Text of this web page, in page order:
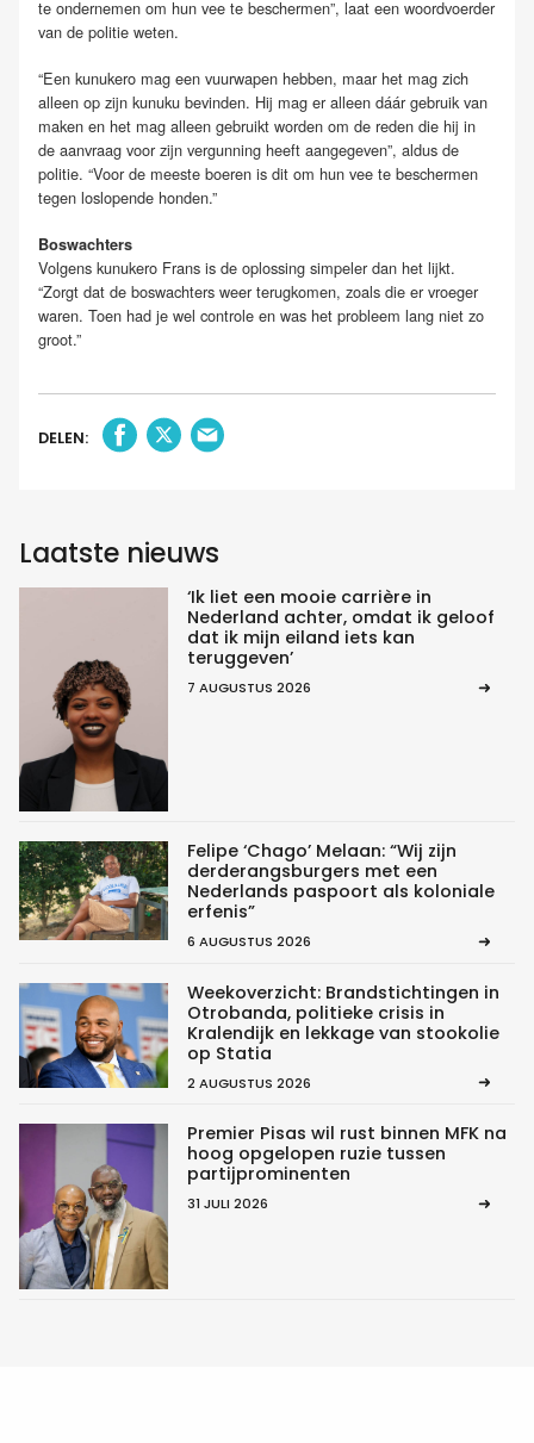
te ondernemen om hun vee te beschermen”, laat een woordvoerder
van de politie weten.
“Een kunukero mag een vuurwapen hebben, maar het mag zich
alleen op zijn kunuku bevinden. Hij mag er alleen dáár gebruik van
maken en het mag alleen gebruikt worden om de reden die hij in
de aanvraag voor zijn vergunning heeft aangegeven”, aldus de
politie. “Voor de meeste boeren is dit om hun vee te beschermen
tegen loslopende honden.”
Boswachters
Volgens kunukero Frans is de oplossing simpeler dan het lijkt.
“Zorgt dat de boswachters weer terugkomen, zoals die er vroeger
waren. Toen had je wel controle en was het probleem lang niet zo
groot.”
DELEN:
Laatste nieuws
‘Ik liet een mooie carrière in
Nederland achter, omdat ik geloof
dat ik mijn eiland iets kan
teruggeven’
7 AUGUSTUS 2026
Felipe ‘Chago’ Melaan: “Wij zijn
derderangsburgers met een
Nederlands paspoort als koloniale
erfenis”
6 AUGUSTUS 2026
Weekoverzicht: Brandstichtingen in
Otrobanda, politieke crisis in
Kralendijk en lekkage van stookolie
op Statia
2 AUGUSTUS 2026
Premier Pisas wil rust binnen MFK na
hoog opgelopen ruzie tussen
partijprominenten
31 JULI 2026